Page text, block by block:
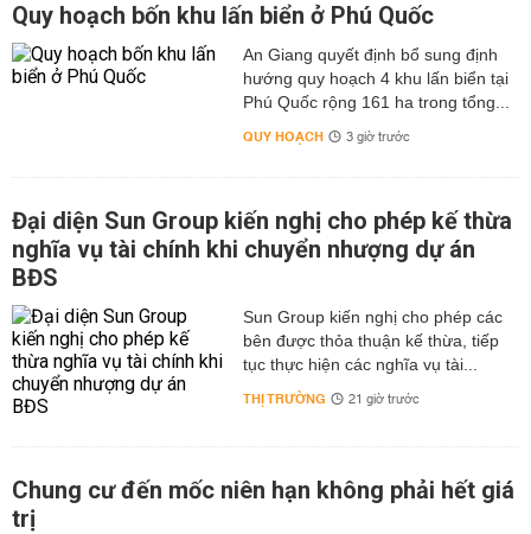
Quy hoạch bốn khu lấn biển ở Phú Quốc
An Giang quyết định bổ sung định
hướng quy hoạch 4 khu lấn biển tại
Phú Quốc rộng 161 ha trong tổng...
QUY HOẠCH 3 giờ trước
Đại diện Sun Group kiến nghị cho phép kế thừa
nghĩa vụ tài chính khi chuyển nhượng dự án
BĐS
Sun Group kiến nghị cho phép các
bên được thỏa thuận kế thừa, tiếp
tục thực hiện các nghĩa vụ tài...
THỊ TRƯỜNG 21 giờ trước
Chung cư đến mốc niên hạn không phải hết giá
trị